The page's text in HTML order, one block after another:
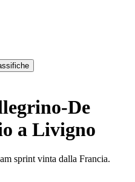
De
a Livigno
sprint vinta dalla Francia.